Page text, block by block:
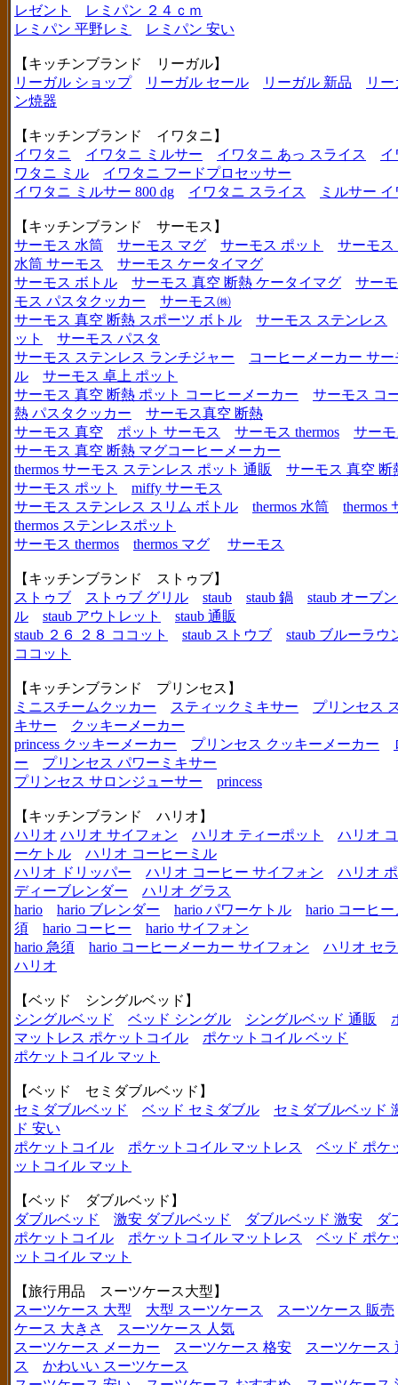
レゼント
レミパン ２４ｃｍ
レミパン 平野レミ
レミパン 安い
【キッチンブランド リーガル】
リーガル ショップ
リーガル セール リーガル 新品
リ
ン焼器
【キッチンブランド イワタニ】
イワタニ
イワタニ ミルサー イワタニ あっ スライス
イ
ワタニ ミル
イワタニ フードプロセッサー
イワタニ ミルサー 800 dg
イワタニ スライス ミルサー
【キッチンブランド サーモス】
サーモス 水筒
サーモス マグ サーモス ポット
サーモス
水筒 サーモス
サーモス ケータイマグ
サーモス ボトル
サーモス 真空 断熱 ケータイマグ
サー
モス パスタクッカー
サーモス㈱
サーモス 真空 断熱 スポーツ ボトル
サーモス ステンレス
ット
サーモス パスタ
サーモス ステンレス ランチジャー
コーヒーメーカー サー
ル
サーモス 卓上 ポット
サーモス 真空 断熱 ポット コーヒーメーカー
サーモス コ
熱 パスタクッカー
サーモス真空 断熱
サーモス 真空
ポット サーモス サーモス thermos
サー
サーモス 真空 断熱 マグコーヒーメーカー
thermos サーモス ステンレス ポット 通販
サーモス 真空 断
サーモス ポット
miffy サーモス
サーモス ステンレス スリム ボトル
thermos 水筒
thermos
thermos ステンレスポット
サーモス thermos
thermos マグ サーモス
【キッチンブランド ストゥブ】
ストゥブ
ストゥブ グリル staub staub 鍋
staub オーブ
ル
staub アウトレット
staub 通販
staub ２６ ２８ ココット
staub ストウブ
staub ブルーラウ
ココット
【キッチンブランド プリンセス】
ミニスチームクッカー
スティックミキサー
プリンセス
キサー
クッキーメーカー
princess クッキーメーカー
プリンセス クッキーメーカー
ー
プリンセス パワーミキサー
プリンセス サロンジューサー
princess
【キッチンブランド ハリオ】
ハリオ ハリオ サイフォン ハリオ ティーポット
ハリオ
ーケトル
ハリオ コーヒーミル
ハリオ ドリッパー
ハリオ コーヒー サイフォン
ハリオ
ディーブレンダー
ハリオ グラス
hario
hario ブレンダー hario パワーケトル
hario コーヒ
須
hario コーヒー
hario サイフォン
hario 急須
hario コーヒーメーカー サイフォン
ハリオ セ
ハリオ
【ベッド シングルベッド】
シングルベッド
ベッド シングル シングルベッド 通販
マットレス ポケットコイル
ポケットコイル ベッド
ポケットコイル マット
【ベッド セミダブルベッド】
セミダブルベッド
ベッド セミダブル
セミダブルベッド
ド 安い
ポケットコイル
ポケットコイル マットレス
ベッド ポケ
ットコイル マット
【ベッド ダブルベッド】
ダブルベッド
激安 ダブルベッド ダブルベッド 激安
ダ
ポケットコイル
ポケットコイル マットレス
ベッド ポケ
ットコイル マット
【旅行用品 スーツケース大型】
スーツケース 大型
大型 スーツケース
スーツケース 販売
ケース 大きさ
スーツケース 人気
スーツケース メーカー
スーツケース 格安
スーツケース
ス
かわいい スーツケース